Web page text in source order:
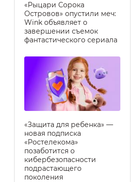
«Рыцари Сорока
Островов» опустили меч:
Wink объявляет о
завершении съемок
фантастического сериала
«Защита для ребенка» —
новая подписка
«Ростелекома»
позаботится о
кибербезопасности
подрастающего
поколения